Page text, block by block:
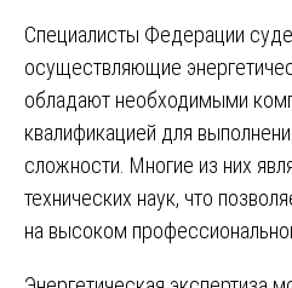
Специалисты Федерации
осуществляющие
обладают необходимыми
квалификацией для
сложности. Многие из них
технических наук, что
на высоком